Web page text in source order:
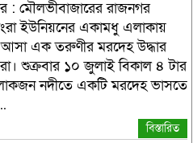
: মৌলভীবাজারের রাজনগর
ইউনিয়নের একামধু এলাকায়
এক তরুণীর মরদেহ উদ্ধার
শুক্রবার ১০ জুলাই বিকাল ৪ টার
নদীতে একটি মরদেহ ভাসতে
বিস্তারিত